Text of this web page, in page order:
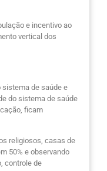
e incentivo ao
vertical dos
de saúde e
do sistema de saúde
ficam
religiosos, casas de
50% e observando
controle de